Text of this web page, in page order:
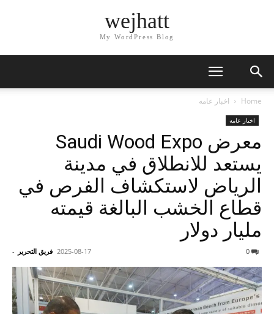
wejhatt
My WordPress Blog
Home اخبار عامه
اخبار عامه
معرض Saudi Wood Expo
يستعد للانطلاق في مدينة
الرياض لاستكشاف الفرص في
قطاع الخشب البالغة قيمته
مليار دولار
فريق التحرير - 2025-08-17